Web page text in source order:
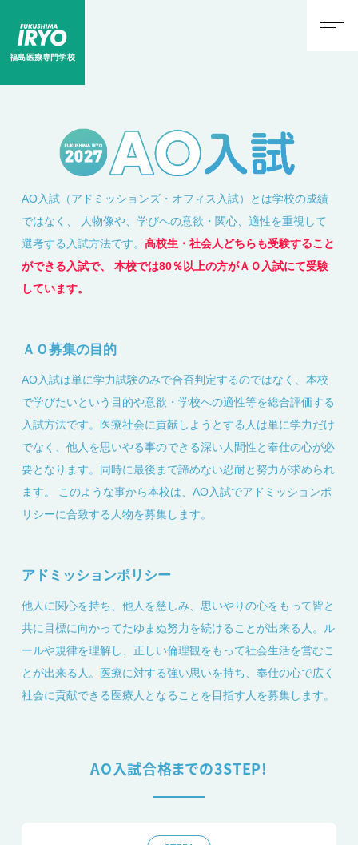
福島医療専門学校
AO入試（アドミッションズ・オフィス入試）とは学校の成績
ではなく、 人物像や、学びへの意欲・関心、適性を重視して
選考する入試方法です。 高校生・社会人どちらも受験すること
ができる入試で、 本校では80％以上の方がＡＯ入試にて受験
しています。
ＡＯ募集の目的
AO入試は単に学力試験のみで合否判定するのではなく、本校
で学びたいという目的や意欲・学校への適性等を総合評価する
入試方法です。医療社会に貢献しようとする人は単に学力だけ
でなく、他人を思いやる事のできる深い人間性と奉仕の心が必
要となります。同時に最後まで諦めない忍耐と努力が求められ
ます。 このような事から本校は、AO入試でアドミッションポ
リシーに合致する人物を募集します。
アドミッションポリシー
他人に関心を持ち、他人を慈しみ、思いやりの心をもって皆と
共に目標に向かってたゆまぬ努力を続けることが出来る人。ル
ールや規律を理解し、正しい倫理観をもって社会生活を営むこ
とが出来る人。医療に対する強い思いを持ち、奉仕の心で広く
社会に貢献できる医療人となることを目指す人を募集します。
AO入試合格までの3STEP!